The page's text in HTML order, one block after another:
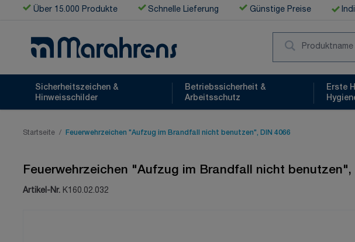
Zum Inhalt springen
Über 15.000 Produkte Schnelle Lieferung Günstige Preise
Sicherheitszeichen &
Hinweisschilder
Betriebssicherheit &
Arbeitsschutz
Erste
Startseite / Feuerwehrzeichen "Aufzug im Brandfall nicht benutzen", DIN 4066
Feuerwehrzeichen "Aufzug im Brandfall nicht benutzen",
Artikel-Nr. K160.02.032